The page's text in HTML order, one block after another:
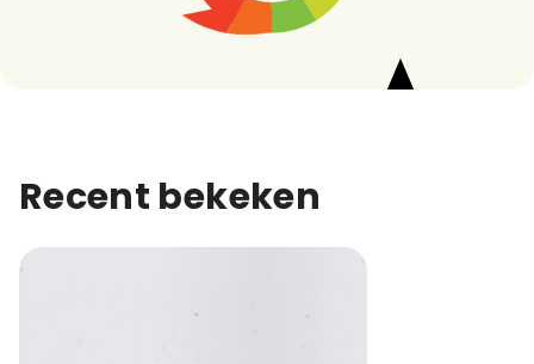
Recent bekeken